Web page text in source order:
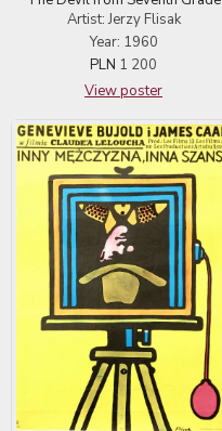
Artist: Jerzy Flisak
Year: 1960
PLN 1 200
View poster